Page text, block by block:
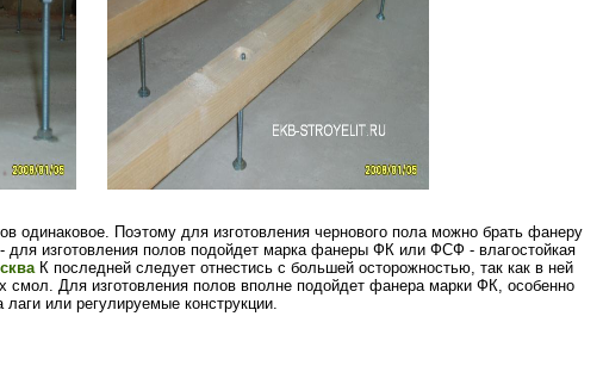
одинаковое. Поэтому для изготовления чернового пола можно брать фанеру
- для изготовления полов подойдет марка фанеры ФК или ФСФ - влагостойкая
К последней следует отнестись с большей осторожностью, так как в ней
смол. Для изготовления полов вполне подойдет фанера марки ФК, особенно
или регулируемые конструкции.